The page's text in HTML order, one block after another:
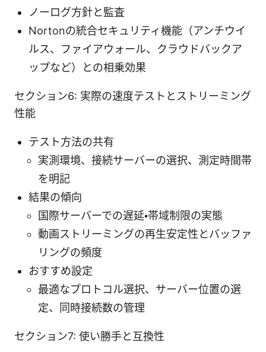
ノーログ方針と監査
Nortonの統合セキュリティ機能（アンチウイ
ルス、ファイアウォール、クラウドバックア
ップなど）との相乗効果
セクション6: 実際の速度テストとストリーミング
性能
テスト方法の共有
実測環境、接続サーバーの選択、測定時間帯
を明記
結果の傾向
国際サーバーでの遅延・帯域制限の実態
動画ストリーミングの再生安定性とバッファ
リングの頻度
おすすめ設定
最適なプロトコル選択、サーバー位置の選
定、同時接続数の管理
セクション7: 使い勝手と互換性